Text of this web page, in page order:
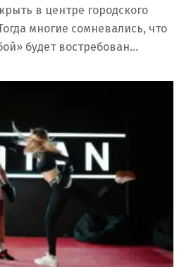
в центре городского
многие сомневались, что
будет востребован…